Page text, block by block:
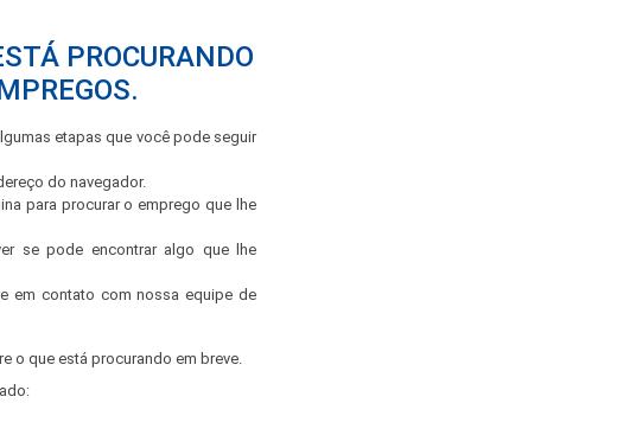
PROCURANDO
etapas que você pode seguir
do navegador.
para procurar o emprego que lhe
se pode encontrar algo que lhe
em contato com nossa equipe de
o que está procurando em breve.